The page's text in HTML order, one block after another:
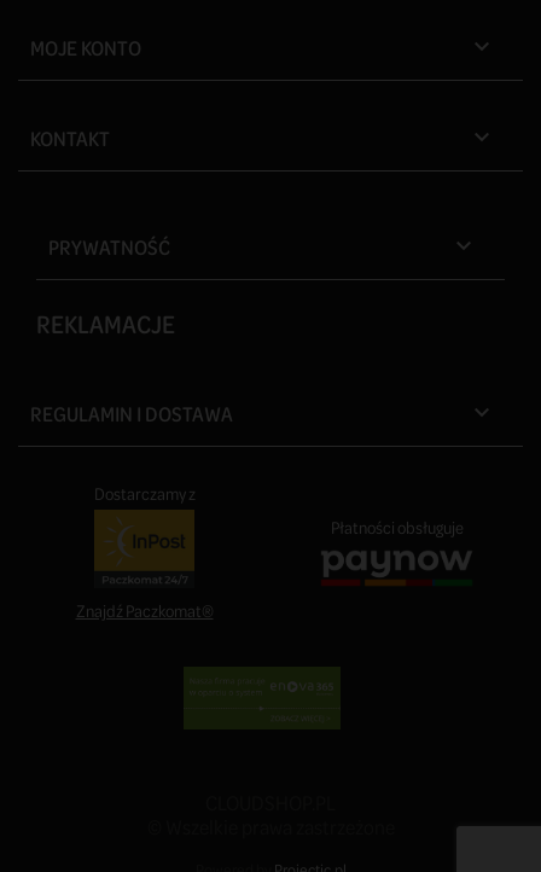
MOJE KONTO 
KONTAKT 
PRYWATNOŚĆ 
REKLAMACJE
REGULAMIN I DOSTAWA 
Dostarczamy z
Znajdź Paczkomat®
Płatności obsługuje